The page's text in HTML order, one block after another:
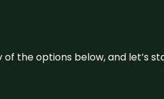
the options below, and let’s